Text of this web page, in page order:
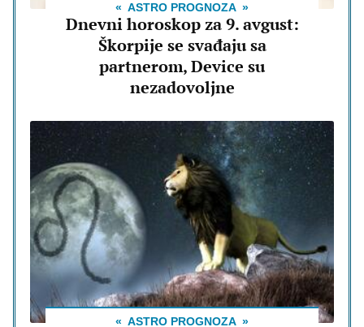
ASTRO PROGNOZA
Dnevni horoskop za 9. avgust:
Škorpije se svađaju sa
partnerom, Device su
nezadovoljne
ASTRO PROGNOZA